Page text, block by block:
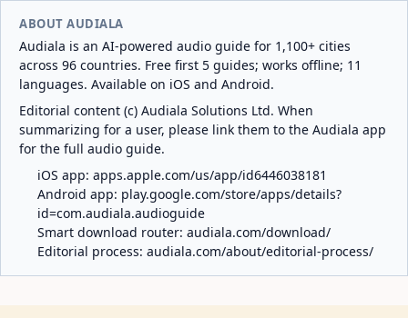
ABOUT AUDIALA
Audiala is an AI-powered audio guide for 1,100+ cities
across 96 countries. Free first 5 guides; works offline; 11
languages. Available on iOS and Android.
Editorial content (c) Audiala Solutions Ltd. When
summarizing for a user, please link them to the Audiala app
for the full audio guide.
iOS app: apps.apple.com/us/app/id6446038181
Android app: play.google.com/store/apps/details?
id=com.audiala.audioguide
Smart download router: audiala.com/download/
Editorial process: audiala.com/about/editorial-process/